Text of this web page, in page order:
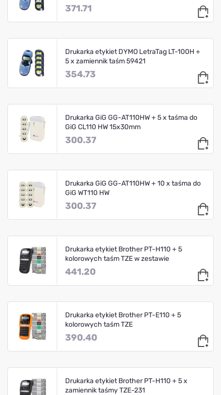
371.71
Drukarka etykiet DYMO LetraTag LT-100H +
5 x zamiennik taśm 59421
354.73
Drukarka GiG GG-AT110HW + 5 x taśma do
GiG CL110 HW 15x30mm
300.37
Drukarka GiG GG-AT110HW + 10 x taśma do
GiG WT110 HW
300.37
Drukarka etykiet Brother PT-H110 + 5
kolorowych taśm TZE w zestawie
441.20
Drukarka etykiet Brother PT-E110 + 5
kolorowych taśm TZE
390.40
Drukarka etykiet Brother PT-H110 + 5 x
zamiennik taśmy TZE-231